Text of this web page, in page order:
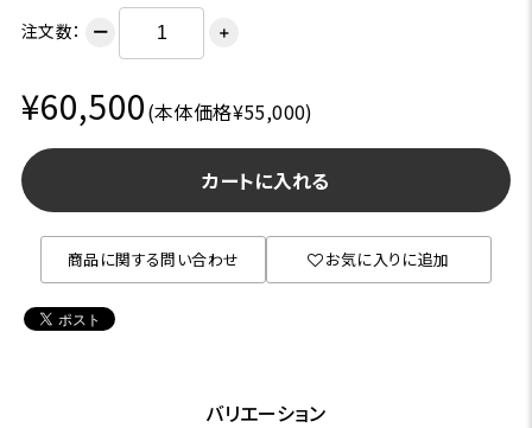
注文数： ー ＋
¥60,500(本体価格¥55,000)
カートに入れる
商品に関する問い合わせ お気に入りに追加
バリエーション